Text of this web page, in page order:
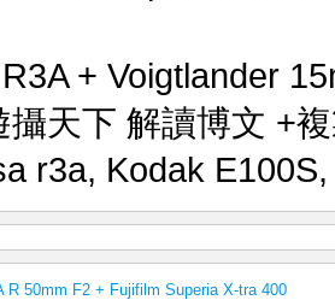
R3A + Voigtlander
攝天下 解讀博文 +
r3a, Kodak E100S
R 50mm F2 + Fujifilm Superia X-tra 400